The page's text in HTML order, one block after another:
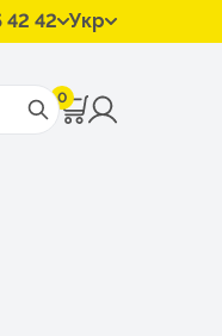
42 42 Укр
0